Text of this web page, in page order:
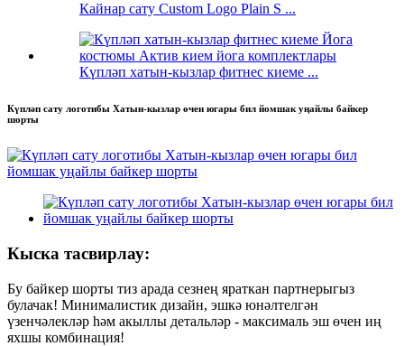
Кайнар сату Custom Logo Plain S ...
Күпләп хатын-кызлар фитнес киеме ...
Күпләп сату логотибы Хатын-кызлар өчен югары бил йомшак уңайлы байкер
шорты
Кыска тасвирлау:
Бу байкер шорты тиз арада сезнең яраткан партнерыгыз
булачак! Минималистик дизайн, эшкә юнәлтелгән
үзенчәлекләр һәм акыллы детальләр - максималь эш өчен иң
яхшы комбинация!